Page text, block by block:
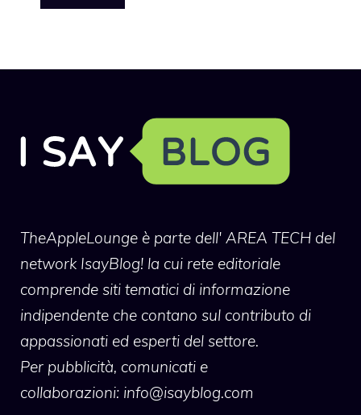
TheAppleLounge è parte dell' AREA TECH del
network IsayBlog! la cui rete editoriale
comprende siti tematici di informazione
indipendente che contano sul contributo di
appassionati ed esperti del settore.
Per pubblicità, comunicati e
collaborazioni: info@isayblog.com